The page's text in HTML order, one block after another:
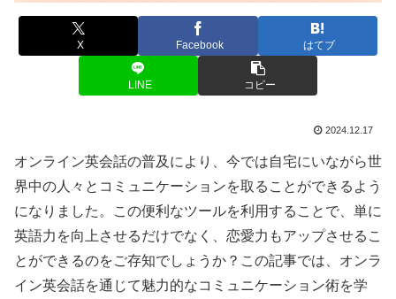
X Facebook はてブ
LINE コピー
2024.12.17
オンライン英会話の普及により、今では自宅にいながら世
界中の人々とコミュニケーションを取ることができるよう
になりました。この便利なツールを利用することで、単に
英語力を向上させるだけでなく、恋愛力もアップさせるこ
とができるのをご存知でしょうか？この記事では、オンラ
イン英会話を通じて魅力的なコミュニケーション術を学